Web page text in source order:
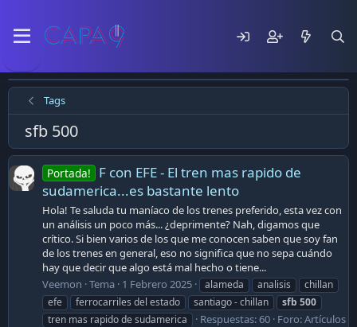
Tags
sfb 500
Portada!
F con EFE - El tren mas rapido de
sudamerica...es bastante lento
Hola! Te saluda tu maníaco de los trenes preferido, esta vez con
un análisis un poco más... ¿deprimente? Nah, digamos que
crítico. Si bien varios de los que me conocen saben que soy fan
de los trenes en general, eso no significa que no sepa cuándo
hay que decir que algo está mal hecho o tiene...
Veemon Tema 1 Febrero 2025 alameda analisis
chillan
efe
ferrocarriles del estado santiago - chillan sfb 500
tren mas rapido de sudamerica
Respuestas: 60 Foro:Artículos